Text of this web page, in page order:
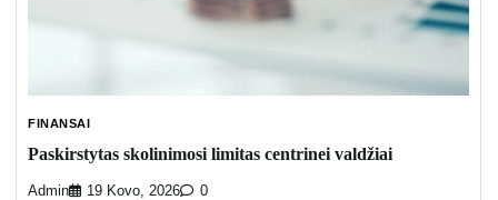
FINANSAI
Paskirstytas skolinimosi limitas centrinei valdžiai
Admin 19 Kovo, 2026 0